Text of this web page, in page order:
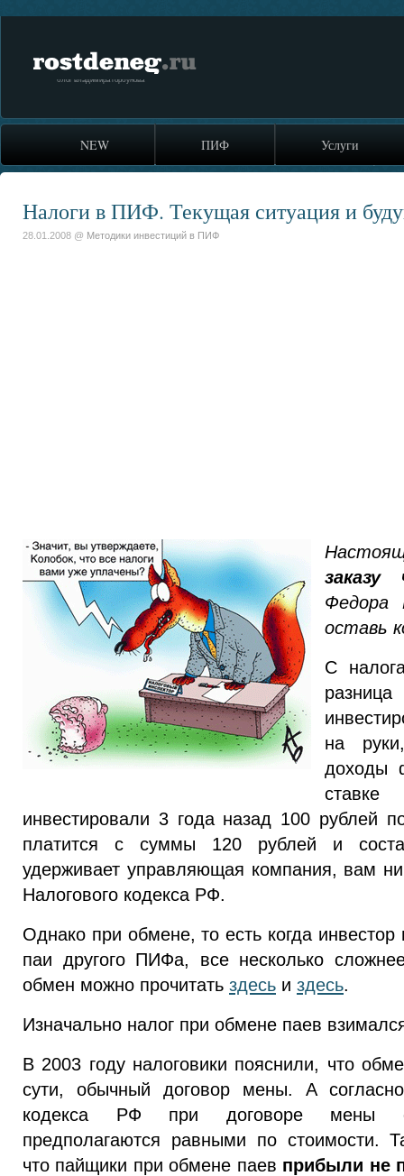
rostdeneg.ru
блог владимира горбунова
NEW ПИФ Услуги
Налоги в ПИФ. Текущая ситуация и
28.01.2008 @ Методики инвестиций в ПИФ
заказу
оставь
С
на
доходы
инвестировали 3 года назад 100 рублей
платится с суммы 120 рублей и
удерживает управляющая компания, вам
Налогового кодекса РФ.
Однако при обмене, то есть когда
паи другого ПИФа, все несколько
обмен можно прочитать здесь и здесь.
Изначально налог при обмене паев
В 2003 году налоговики пояснили, что
сути, обычный договор мены. А
кодекса РФ при договоре мены
предполагаются равными по стоимости.
что пайщики при обмене паев прибыли не